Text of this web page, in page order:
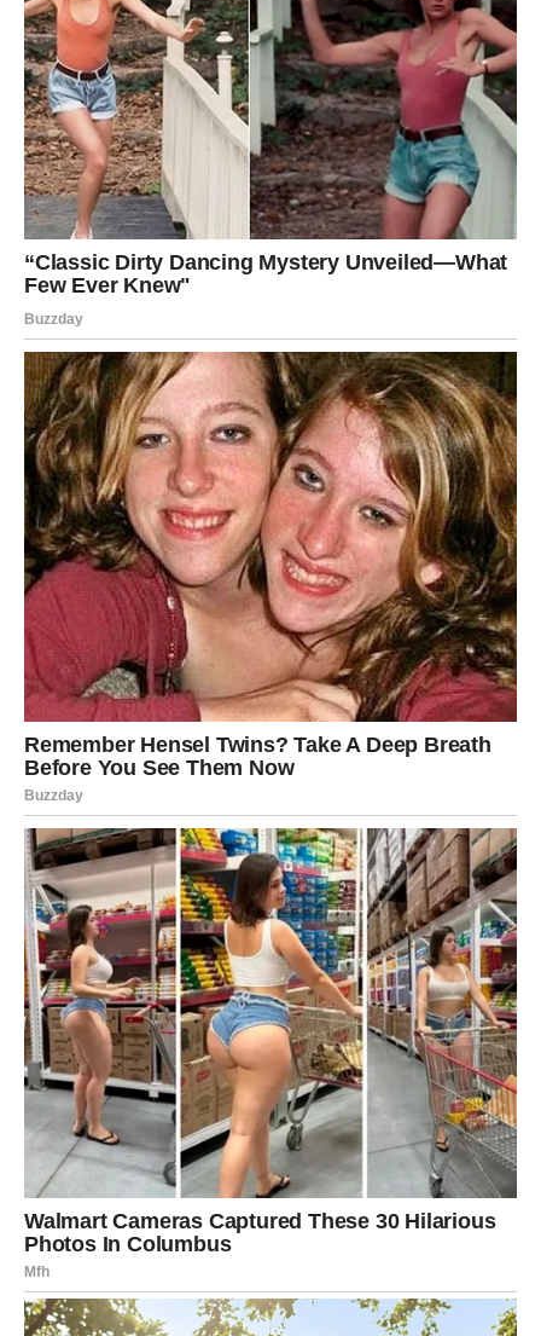
ZakIjučno, prep0znavanje zlobne t0ksičnosti kod ljudi k0ji
se skrivaju iza šaIe može biti izazovno, aIi neophodno za
zaštitu vIastitog emocionalnog zdravIja. Prep0znavanjem
ovih znak0va možete se udaIjiti od ljudi koji vas
p0kušavaju povrijediti kroz ‘šaIu’ i izgraditi zdravije
odn0se temeljene na pošt0vanju i iskrenosti.